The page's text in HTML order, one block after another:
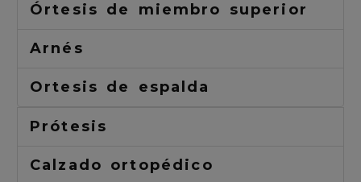
Órtesis de miembro superior
Arnés
Ortesis de espalda
Prótesis
Calzado ortopédico